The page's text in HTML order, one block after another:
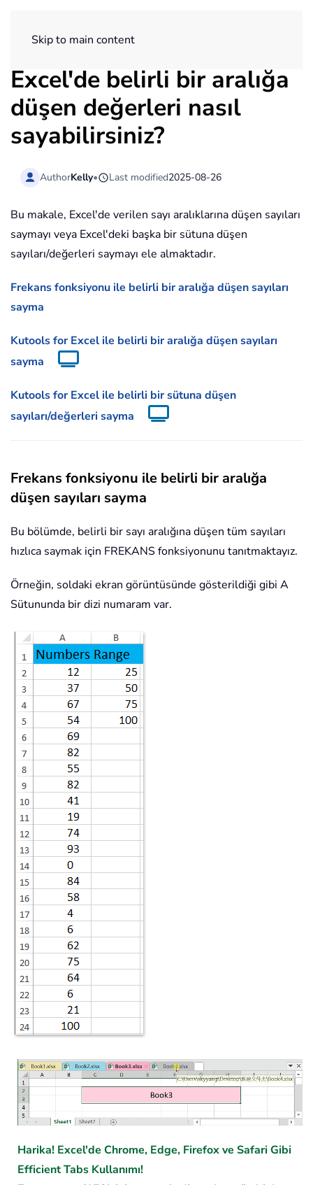
Skip to main content
Excel'de belirli bir aralığa
düşen değerleri nasıl
sayabilirsiniz?
AuthorKelly• Last modified2025-08-26
Bu makale, Excel'de verilen sayı aralıklarına düşen sayıları
saymayı veya Excel'deki başka bir sütuna düşen
sayıları/değerleri saymayı ele almaktadır.
Frekans fonksiyonu ile belirli bir aralığa düşen sayıları
sayma
Kutools for Excel ile belirli bir aralığa düşen sayıları
sayma
Kutools for Excel ile belirli bir sütuna düşen
sayıları/değerleri sayma
Frekans fonksiyonu ile belirli bir aralığa
düşen sayıları sayma
Bu bölümde, belirli bir sayı aralığına düşen tüm sayıları
hızlıca saymak için FREKANS fonksiyonunu tanıtmaktayız.
Örneğin, soldaki ekran görüntüsünde gösterildiği gibi A
Sütununda bir dizi numaram var.
Harika! Excel'de Chrome, Edge, Firefox ve Safari Gibi
Efficient Tabs Kullanımı!